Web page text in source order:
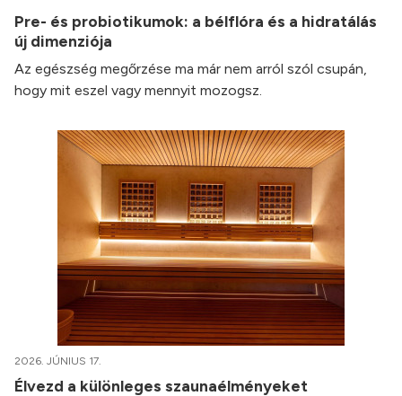
Pre- és probiotikumok: a bélflóra és a hidratálás
új dimenziója
Az egészség megőrzése ma már nem arról szól csupán,
hogy mit eszel vagy mennyit mozogsz.
2026. JÚNIUS 17.
Élvezd a különleges szaunaélményeket